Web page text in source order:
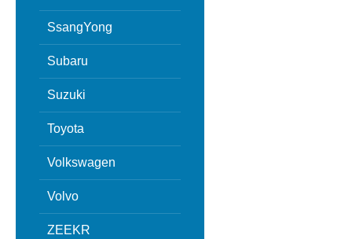
SsangYong
Subaru
Suzuki
Toyota
Volkswagen
Volvo
ZEEKR